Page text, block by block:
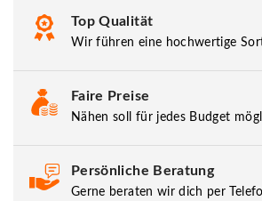
Top Qualität
Wir führen eine hochwertige
Faire Preise
Nähen soll für jedes Budget
Persönliche Beratung
Gerne beraten wir dich per